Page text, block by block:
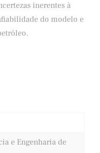
inerentes à
do modelo e
e Engenharia de